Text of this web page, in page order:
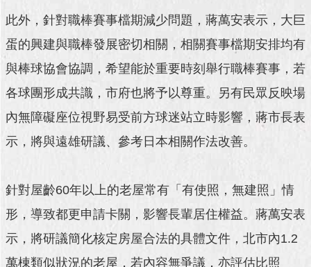
雙
詞
台
通
陳
統
民
參
此外，針對職棒賽事檔期減少問題，蔣萬安表示，大巨
蛋的興建與職棒發展密切相關，相關賽事檔期安排均有
與棒球協會協調，希望能於重要時刻舉行職棒賽事，若
各球團形成共識，市府也將予以尊重。另有民眾反映場
內無障礙座位視野易受前方球迷站立時影響，蔣市長表
示，將與遠雄研議、參考日本相關作法改善。
針對屋齡60年以上的老屋常有「有使照，無建照」情
形，導致都更申請卡關，影響長輩居住權益。蔣萬安表
示，將研議簡化核定房屋合法的具體文件，北市內1.2
萬棟類似狀況的老屋，若內容無爭議，亦評估比照